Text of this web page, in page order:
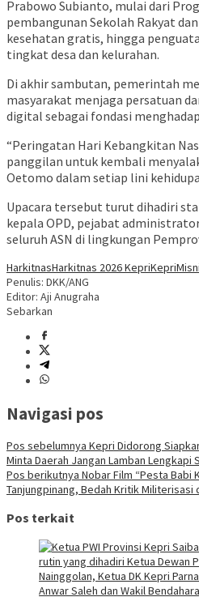
Prabowo Subianto, mulai dari
pembangunan Sekolah Rakyat
kesehatan gratis, hingga
tingkat desa dan kelurahan.
Di akhir sambutan, pemerintah
masyarakat menjaga persatuan
digital sebagai fondasi
“Peringatan Hari Kebangkitan
panggilan untuk kembali
Oetomo dalam setiap lini
Upacara tersebut turut dihadiri
kepala OPD, pejabat
seluruh ASN di lingkungan
HarkitnasHarkitnas 2026 KepriKepriMisni
Penulis: DKK/ANG
Editor: Aji Anugraha
Sebarkan
Navigasi pos
Pos sebelumnya Kepri Didorong
Minta Daerah Jangan Lamban Lengkapi
Pos berikutnya Nobar Film “Pesta Babi
Tanjungpinang, Bedah Kritik Militerisasi
Pos terkait